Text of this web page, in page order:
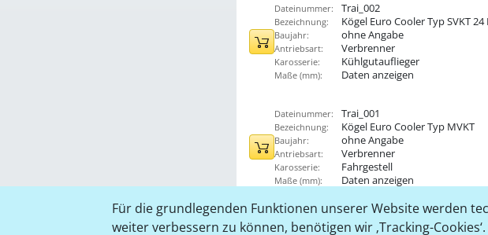
Für die grundlegenden Funktionen unserer Website werden
weiter verbessern zu können, benötigen wir ‚Tracking-
Dateinummer: Trai_002
Bezeichnung: Kögel Euro CoolerTyp SVKT 24
Baujahr: ohne Angabe
Antriebsart: Verbrenner
Karosserie: Kühlgutauflieger
Maße (mm): Daten anzeigen
Dateinummer: Trai_001
Bezeichnung: Kögel Euro CoolerTyp MVKT
Baujahr: ohne Angabe
Antriebsart: Verbrenner
Karosserie: Fahrgestell
Maße (mm): Daten anzeigen